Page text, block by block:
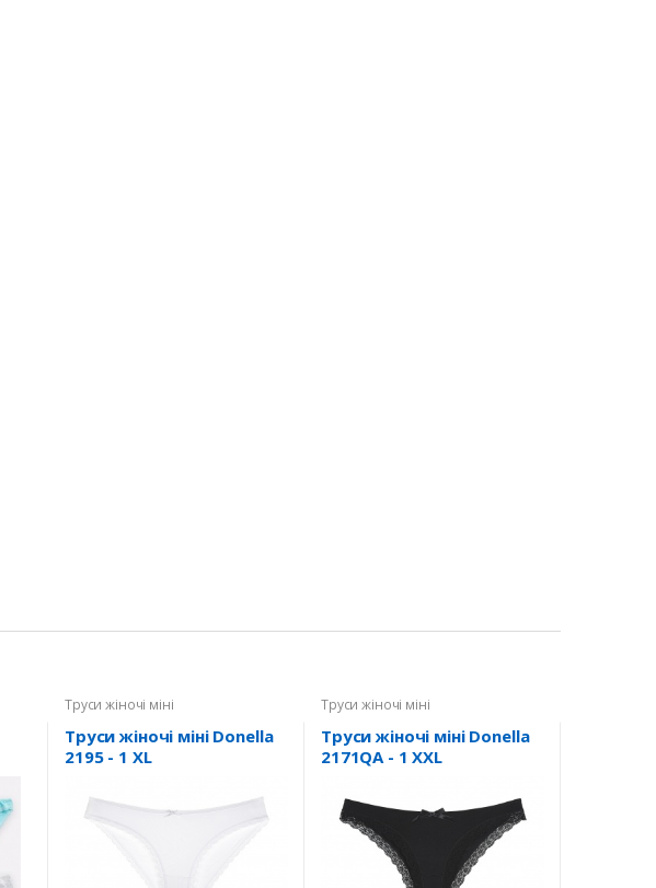
Труси жіночі міні
Труси жіночі міні Donella
2195 - 1 XL
Труси жіночі міні
Труси жіночі міні Donella
2171QA - 1 XXL